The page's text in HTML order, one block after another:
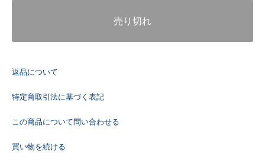
売り切れ
返品について
特定商取引法に基づく表記
この商品について問い合わせる
買い物を続ける